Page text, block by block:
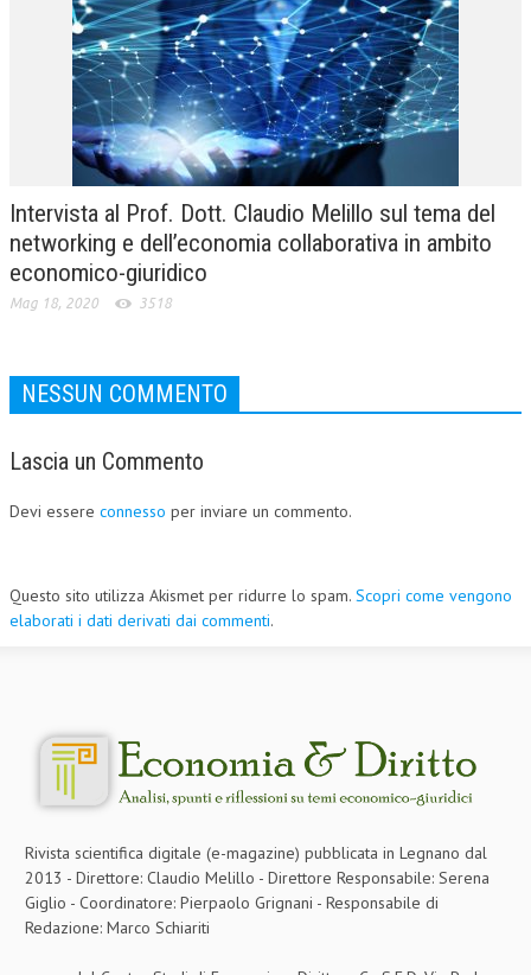
Intervista al Prof. Dott. Claudio Melillo sul tema del
networking e dell’economia collaborativa in ambito
economico-giuridico
Mag 18, 2020 3518
NESSUN COMMENTO
Lascia un Commento
Devi essere connesso per inviare un commento.
Questo sito utilizza Akismet per ridurre lo spam. Scopri come vengono
elaborati i dati derivati dai commenti.
Rivista scientifica digitale (e-magazine) pubblicata in Legnano dal
2013 - Direttore: Claudio Melillo - Direttore Responsabile: Serena
Giglio - Coordinatore: Pierpaolo Grignani - Responsabile di
Redazione: Marco Schiariti